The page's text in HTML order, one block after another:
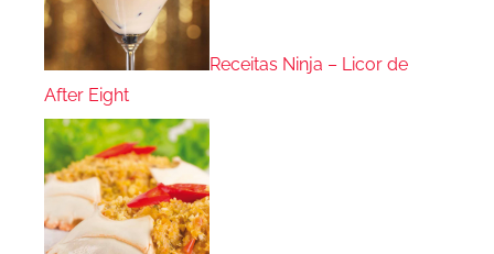
Receitas Ninja – Licor de
After Eight